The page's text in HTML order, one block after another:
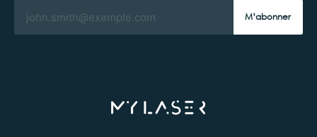
M’abonner